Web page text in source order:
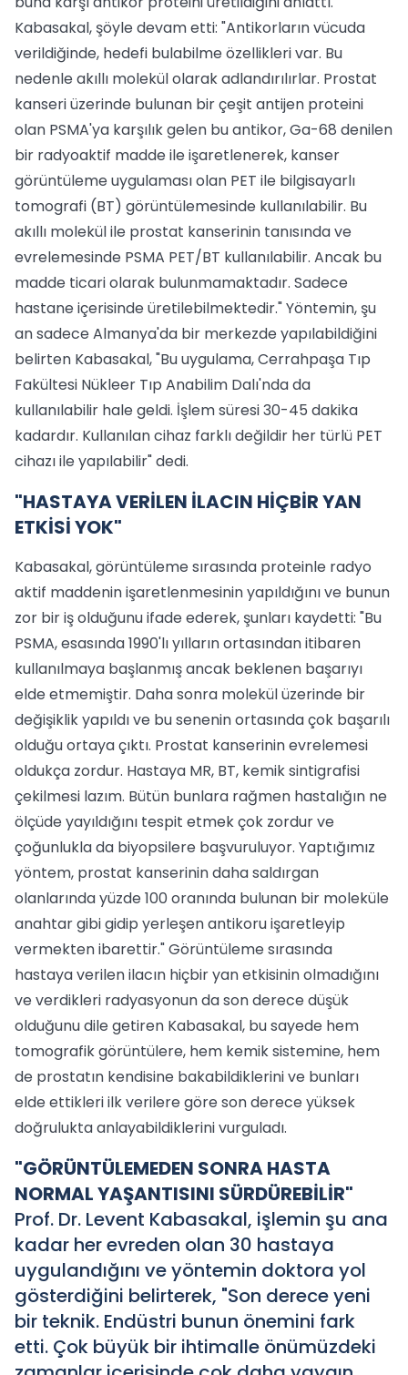
Kabasakal, şöyle devam etti: "Antikorların vücuda
verildiğinde, hedefi bulabilme özellikleri var. Bu
nedenle akıllı molekül olarak adlandırılırlar. Prostat
kanseri üzerinde bulunan bir çeşit antijen proteini
olan PSMA'ya karşılık gelen bu antikor, Ga-68 denilen
bir radyoaktif madde ile işaretlenerek, kanser
görüntüleme uygulaması olan PET ile bilgisayarlı
tomografi (BT) görüntülemesinde kullanılabilir. Bu
akıllı molekül ile prostat kanserinin tanısında ve
evrelemesinde PSMA PET/BT kullanılabilir. Ancak bu
madde ticari olarak bulunmamaktadır. Sadece
hastane içerisinde üretilebilmektedir." Yöntemin, şu
an sadece Almanya'da bir merkezde yapılabildiğini
belirten Kabasakal, "Bu uygulama, Cerrahpaşa Tıp
Fakültesi Nükleer Tıp Anabilim Dalı'nda da
kullanılabilir hale geldi. İşlem süresi 30-45 dakika
kadardır. Kullanılan cihaz farklı değildir her türlü PET
cihazı ile yapılabilir" dedi.
"HASTAYA VERİLEN İLACIN HİÇBİR YAN
ETKİSİ YOK"
Kabasakal, görüntüleme sırasında proteinle radyo
aktif maddenin işaretlenmesinin yapıldığını ve bunun
zor bir iş olduğunu ifade ederek, şunları kaydetti: "Bu
PSMA, esasında 1990'lı yılların ortasından itibaren
kullanılmaya başlanmış ancak beklenen başarıyı
elde etmemiştir. Daha sonra molekül üzerinde bir
değişiklik yapıldı ve bu senenin ortasında çok başarılı
olduğu ortaya çıktı. Prostat kanserinin evrelemesi
oldukça zordur. Hastaya MR, BT, kemik sintigrafisi
çekilmesi lazım. Bütün bunlara rağmen hastalığın ne
ölçüde yayıldığını tespit etmek çok zordur ve
çoğunlukla da biyopsilere başvuruluyor. Yaptığımız
yöntem, prostat kanserinin daha saldırgan
olanlarında yüzde 100 oranında bulunan bir moleküle
anahtar gibi gidip yerleşen antikoru işaretleyip
vermekten ibarettir." Görüntüleme sırasında
hastaya verilen ilacın hiçbir yan etkisinin olmadığını
ve verdikleri radyasyonun da son derece düşük
olduğunu dile getiren Kabasakal, bu sayede hem
tomografik görüntülere, hem kemik sistemine, hem
de prostatın kendisine bakabildiklerini ve bunları
elde ettikleri ilk verilere göre son derece yüksek
doğrulukta anlayabildiklerini vurguladı.
"GÖRÜNTÜLEMEDEN SONRA HASTA
NORMAL YAŞANTISINI SÜRDÜREBİLİR"
Prof. Dr. Levent Kabasakal, işlemin şu ana
kadar her evreden olan 30 hastaya
uygulandığını ve yöntemin doktora yol
gösterdiğini belirterek, "Son derece yeni
bir teknik. Endüstri bunun önemini fark
etti. Çok büyük bir ihtimalle önümüzdeki